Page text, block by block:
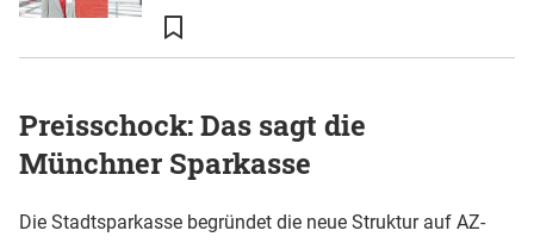
Preisschock: Das sagt die
Münchner Sparkasse
Die Stadtsparkasse begründet die neue Struktur auf AZ-